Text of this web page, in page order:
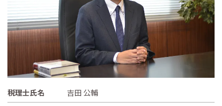
税理士氏名
吉田 公輔